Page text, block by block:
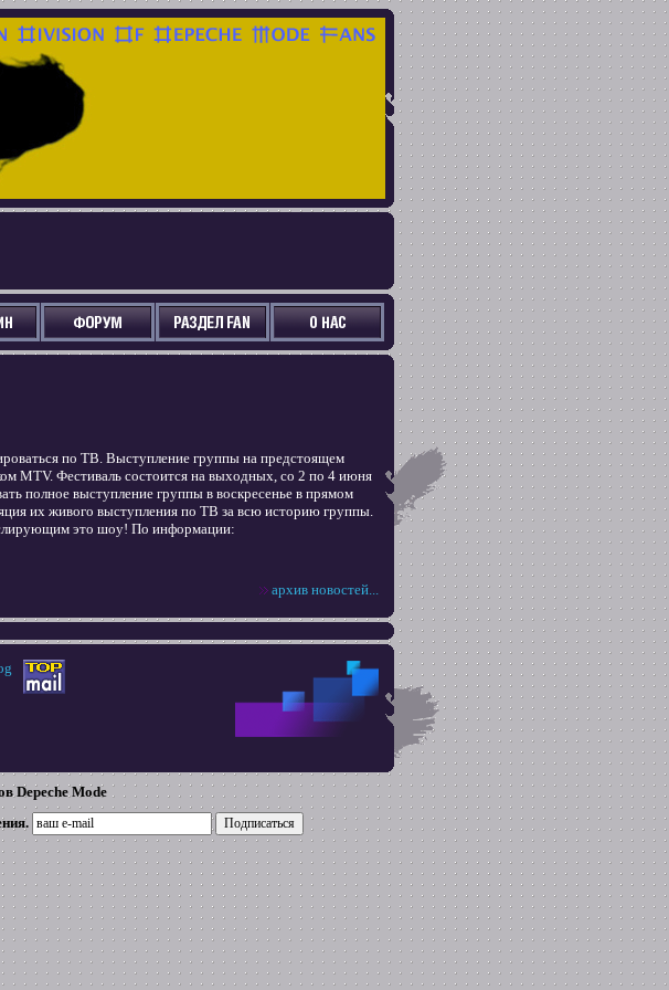
по ТВ. Выступление группы на предстоящем
MTV. Фестиваль состоится на выходных, со 2 по 4 июня
полное выступление группы в воскресенье в прямом
их живого выступления по ТВ за всю историю группы.
это шоу! По информации:
архив новостей...
Depeche Mode